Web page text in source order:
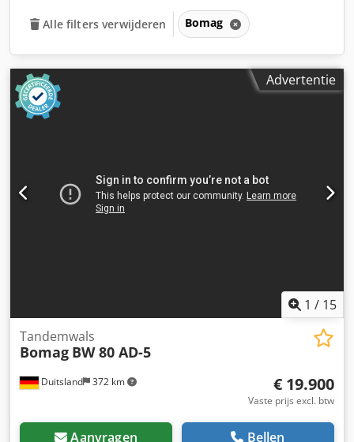
Alle filters verwijderen Bomag
Advertentie
1 / 15
Duitsland 372 km
Tandemwals
Bomag BW 80 AD-5
€ 19.900
Vaste prijs excl. btw
Aanvragen Bellen